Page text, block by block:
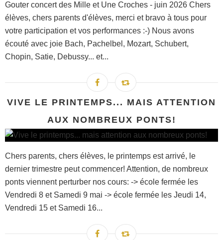
Gouter concert des Mille et Une Croches - juin 2026 Chers
élèves, chers parents d'élèves, merci et bravo à tous pour
votre participation et vos performances :-) Nous avons
écouté avec joie Bach, Pachelbel, Mozart, Schubert,
Chopin, Satie, Debussy... et...
VIVE LE PRINTEMPS... MAIS ATTENTION
AUX NOMBREUX PONTS!
Chers parents, chers élèves, le printemps est arrivé, le
dernier trimestre peut commencer! Attention, de nombreux
ponts viennent perturber nos cours: -> école fermée les
Vendredi 8 et Samedi 9 mai -> école fermée les Jeudi 14,
Vendredi 15 et Samedi 16...